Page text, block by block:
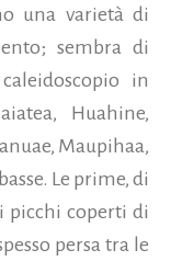
una varietà di
sembra di
in
Huahine,
Maupihaa,
Le prime, di
picchi coperti di
persa tra le